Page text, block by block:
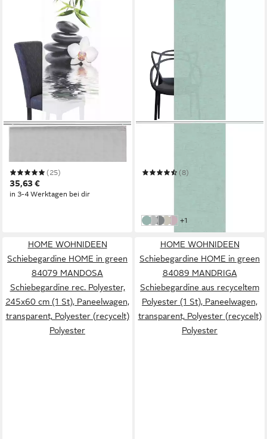
HOME WOHNIDEEN
(25)
35,63 €
in 3-4 Werktagen bei dir
(8)
mintsilberfarben
grautaupe
rosaweitere Farben:
+1
HOME WOHNIDEEN
Schiebegardine HOME in green
84079 MANDOSA
Schiebegardine rec. Polyester,
245x60 cm (1 St), Paneelwagen,
transparent, Polyester (recycelt)
Polyester
HOME WOHNIDEEN
Schiebegardine HOME in green
84089 MANDRIGA
Schiebegardine aus recyceltem
Polyester (1 St), Paneelwagen,
transparent, Polyester (recycelt)
Polyester